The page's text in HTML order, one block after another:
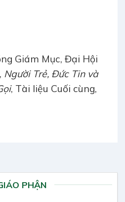
Giám Mục, Đại Hội
Người Trẻ, Đức Tin và
, Tài liệu Cuối cùng,
PHẬN